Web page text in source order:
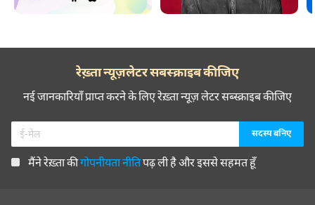
रेख़्ता न्यूज़लेटर सबस्क्राइब कीजिए
नई जानकारियाँ प्राप्त करने के लिए रेख़्ता न्यूज़ लेटर सब्स्क्राइब कीजिए
मैंने रेख़्ता कीगोपनीयता नीतिपढ़ ली है और इससे सहमत हूँ